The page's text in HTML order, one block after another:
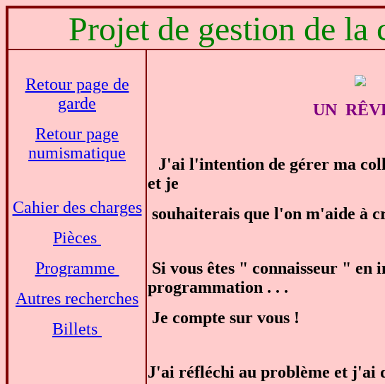
Projet de gestion de la
Retour page de
garde
Retour page
numismatique
Cahier des charges
Pièces
Programme
Autres recherches
Billets
UN
J'ai l'intention de gérer ma
et je
souhaiterais que l'on m'aide à
Si vous êtes " connaisseur "
programmation . . .
Je compte sur vous !
J'ai réfléchi au problème et j'ai